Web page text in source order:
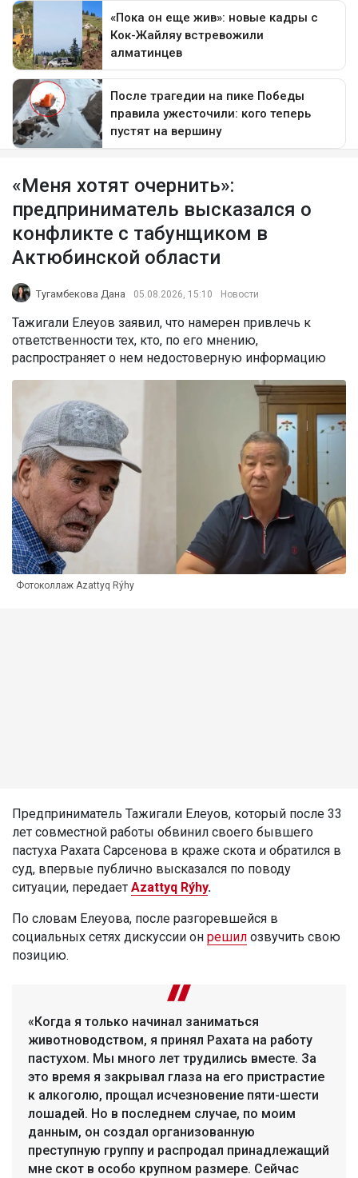
«Меня хотят очернить»:
предприниматель высказался о
конфликте с табунщиком в
Актюбинской области
Тугамбекова Дана 05.08.2026, 15:10 Новости
Тажигали Елеуов заявил, что намерен привлечь к
ответственности тех, кто, по его мнению,
распространяет о нем недостоверную информацию
Фотоколлаж Azattyq Rýhy
Предприниматель Тажигали Елеуов, который после 33
лет совместной работы обвинил своего бывшего
пастуха Рахата Сарсенова в краже скота и обратился в
суд, впервые публично высказался по поводу
ситуации, передает Azattyq Rýhy.
По словам Елеуова, после разгоревшейся в
социальных сетях дискуссии он решил озвучить свою
позицию.
«Когда я только начинал заниматься
животноводством, я принял Рахата на работу
пастухом. Мы много лет трудились вместе. За
это время я закрывал глаза на его пристрастие
к алкоголю, прощал исчезновение пяти-шести
лошадей. Но в последнем случае, по моим
данным, он создал организованную
преступную группу и распродал принадлежащий
мне скот в особо крупном размере. Сейчас